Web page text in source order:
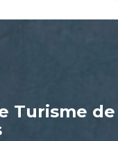
Turisme de